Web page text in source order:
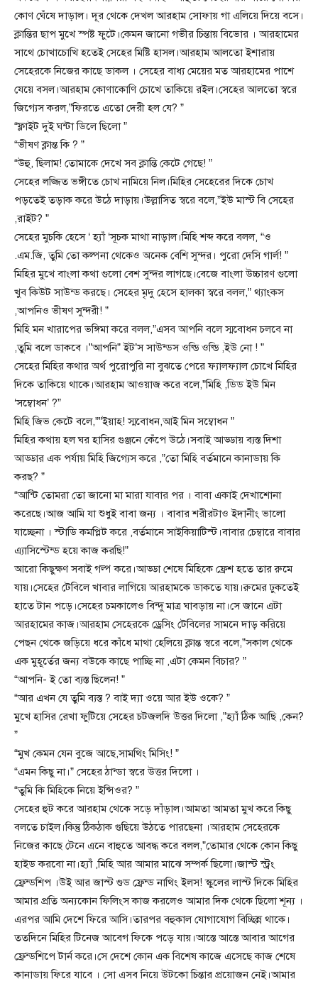
কোণ ঘেঁষে দাড়াল। দূর থেকে দেখল আরহাম সোফায় গা এলিয়ে দিয়ে বসে।
ক্লান্তির ছাপ মুখে স্পষ্ট ফুটে।কেমন জানো গভীর চিন্তায় বিভোর । আরহামের
সাথে চোখাচোখি হতেই সেহের মিষ্টি হাসল।আরহাম আলতো ইশারায়
সেহেরকে নিজের কাছে ডাকল । সেহের বাধ্য মেয়ের মত আরহামের পাশে
যেয়ে বসল।আরহাম কোণাকোণি চোখে তাকিয়ে রইল।সেহের আলতো স্বরে
জিগ্যেস করল,”ফিরতে এতো দেরী হল যে? ”
“ফ্লাইট দুই ঘন্টা ডিলে ছিলো ”
“ভীষণ ক্লান্ত কি ? ”
“উহু, ছিলাম! তোমাকে দেখে সব ক্লান্তি কেটে গেছে! ”
সেহের লজ্জিত ভঙ্গীতে চোখ নামিয়ে নিল।মিহির সেহেরের দিকে চোখ
পড়তেই তড়াক করে উঠে দাড়ায়।উল্লাসিত স্বরে বলে,”ইউ মাস্ট বি সেহের
,রাইট? ”
সেহের মুচকি হেসে ‘ হ্যাঁ ‘সূচক মাথা নাড়াল।মিহি শব্দ করে বলল, “ও
.এম.জি, তুমি তো কল্পনা থেকেও অনেক বেশি সুন্দর। পুরো দেসি গার্ল! ”
মিহির মুখে বাংলা কথা গুলো বেশ সুন্দর লাগছে।বেজে বাংলা উচ্চারণ গুলো
খুব কিউট সাউন্ড করছে। সেহের মৃদু হেসে হালকা স্বরে বলল,” থ্যাংকস
,আপনিও ভীষণ সুন্দরী! ”
মিহি মন খারাপের ভঙ্গিমা করে বলল,”এসব আপনি বলে স্মবোধন চলবে না
,তুমি বলে ডাকবে ।”আপনি” ইট’স সাউন্ডস ওল্ডি ওল্ডি ,ইউ নো ! ”
সেহের মিহির কথার অর্থ পুরোপুরি না বুঝতে পেরে ফ্যালফ্যাল চোখে মিহির
দিকে তাকিয়ে থাকে।আরহাম আওয়াজ করে বলে,”মিহি ,ডিড ইউ মিন
‘সম্বোধন’ ?”
মিহি জিভ কেটে বলে,””ইয়াহ! স্মবোধন,আই মিন সম্বোধন ”
মিহির কথায় হল ঘর হাসির গুঞ্জনে কেঁপে উঠে।সবাই আড্ডায় ব্যস্ত দিশা
আড্ডার এক পর্যায় মিহি জিগ্যেস করে ,”তো মিহি বর্তমানে কানাডায় কি
করছ? ”
“আন্টি তোমরা তো জানো মা মারা যাবার পর । বাবা একাই দেখাশোনা
করেছে।আজ আমি যা শুধুই বাবা জন্য । বাবার শরীরটাও ইদানীং ভালো
যাচ্ছেনা । স্টাডি কমপ্লিট করে ,বর্তমানে সাইকিয়াটিস্ট।বাবার চেম্বারে বাবার
এ্যাসিস্টেন্ড হয়ে কাজ করছি!”
আরো কিছুক্ষণ সবাই গল্প করে।আড্ডা শেষে মিহিকে ফ্রেশ হতে তার রুমে
যায়।সেহের টেবিলে খাবার লাগিয়ে আরহামকে ডাকতে যায়।রুমের ঢুকতেই
হাতে টান পড়ে।সেহের চমকালেও বিন্দু মাত্র ঘাবড়ায় না।সে জানে এটা
আরহামের কাজ।আরহাম সেহেরকে ড্রেসিং টেবিলের সামনে দাড় করিয়ে
পেছন থেকে জড়িয়ে ধরে কাঁধে মাথা হেলিয়ে ক্লান্ত স্বরে বলে,”সকাল থেকে
এক মুহূর্তের জন্য বউকে কাছে পাচ্ছি না ,এটা কেমন বিচার? ”
“আপনি- ই তো ব্যস্ত ছিলেন! ”
“আর এখন যে তুমি ব্যস্ত ? বাই দ্যা ওয়ে আর ইউ ওকে? ”
মুখে হাসির রেখা ফুটিয়ে সেহের চটজলদি উত্তর দিলো ,”হ্যাঁ ঠিক আছি ,কেন?
”
“মুখ কেমন যেন বুজে আছে,সামথিং মিসিং! ”
“এমন কিছু না।” সেহের ঠান্ডা স্বরে উত্তর দিলো ।
“তুমি কি মিহিকে নিয়ে ইন্সিওর? ”
সেহের হুট করে আরহাম থেকে সড়ে দাঁড়াল।আমতা আমতা মুখ করে কিছু
বলতে চাইল।কিন্তু ঠিকঠাক গুছিয়ে উঠতে পারছেনা ।আরহাম সেহেরকে
নিজের কাছে টেনে এনে বাহুতে আবদ্ধ করে বলল,”তোমার থেকে কোন কিছু
হাইড করবো না।হ্যাঁ ,মিহি আর আমার মাঝে সম্পর্ক ছিলো।জাস্ট স্ট্রং
ফ্রেন্ডশিপ ।উই আর জাস্ট গুড ফ্রেন্ড নাথিং ইলস! স্কুলের লাস্ট দিকে মিহির
আমার প্রতি অন্যকোন ফিলিংস কাজ করলেও আমার দিক থেকে ছিলো শূন্য ।
এরপর আমি দেশে ফিরে আসি।তারপর বহুকাল যোগাযোগ বিচ্ছিন্ন থাকে।
ততদিনে মিহির টিনেজ আবেগ ফিকে পড়ে যায়।আস্তে আস্তে আবার আগের
ফ্রেন্ডশিপে টার্ন করে।সে দেশে কোন এক বিশেষ কাজে এসেছে কাজ শেষে
কানাডায় ফিরে যাবে । সো এসব নিয়ে উটকো চিন্তার প্রয়োজন নেই।আমার